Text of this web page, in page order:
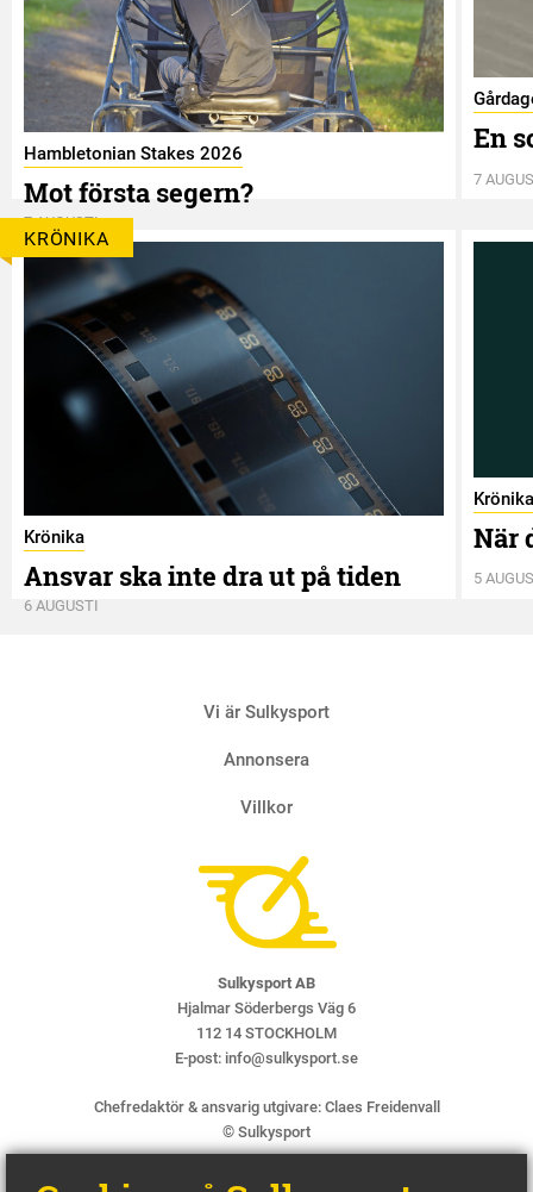
Hambletonian Stakes 2026
Mot första segern?
7 AUGUSTI
En
7
KRÖNIKA
Krönika
Ansvar ska inte dra ut på tiden
6 AUGUSTI
Krönika
När
5
Vi är Sulkysport
Annonsera
Villkor
Sulkysport AB
Hjalmar Söderbergs Väg 6
112 14 STOCKHOLM
E-post: info@sulkysport.se
Chefredaktör & ansvarig utgivare: Claes Freidenvall
© Sulkysport